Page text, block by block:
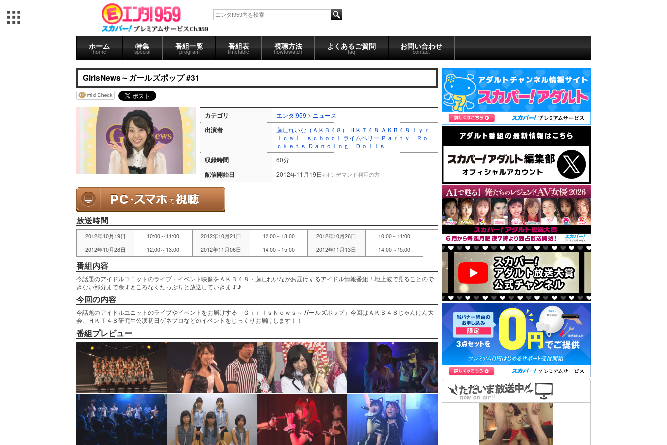
ホーム
home
特集
special
番組一覧
program
番組表
timetable
視聴方法
howtowatch
よくあるご質問
faq
お問い合わせ
contact
GirlsNews～ガールズポップ #31
カテゴリ エンタ!959 > ニュース
出演者 藤江れいな（ＡＫＢ４８） ＨＫＴ４８ ＡＫＢ４８ ｌｙｒ
ｉｃａｌ ｓｃｈｏｏｌ ライムベリー Ｐａｒｔｙ Ｒｏ
ｃｋｅｔｓ Ｄａｎｃｉｎｇ Ｄｏｌｌｓ
収録時間 60分
配信開始日 2012年11月19日※オンデマンド利用の方
放送時間
2012年10月19日 10:00～11:00 2012年10月21日 12:00～13:00 2012年10月26日
10:00～11:00
2012年10月28日
12:00～13:00 2012年11月06日 14:00～15:00 2012年11月13日 14:00～15:00
番組内容
今話題のアイドルユニットのライブ・イベント映像をＡＫＢ４８・藤江れいながお届けするアイドル情報番組！地上波で見ることので
きない部分まで余すところなくたっぷりと放送していきます♪
今回の内容
今話題のアイドルユニットのライブやイベントをお届けする「ＧｉｒｌｓＮｅｗｓ～ガールズポップ」今回はＡＫＢ４８じゃんけん大
会、ＨＫＴ４８研究生公演初日ゲネプロなどのイベントをじっくりお届けします！！
番組プレビュー